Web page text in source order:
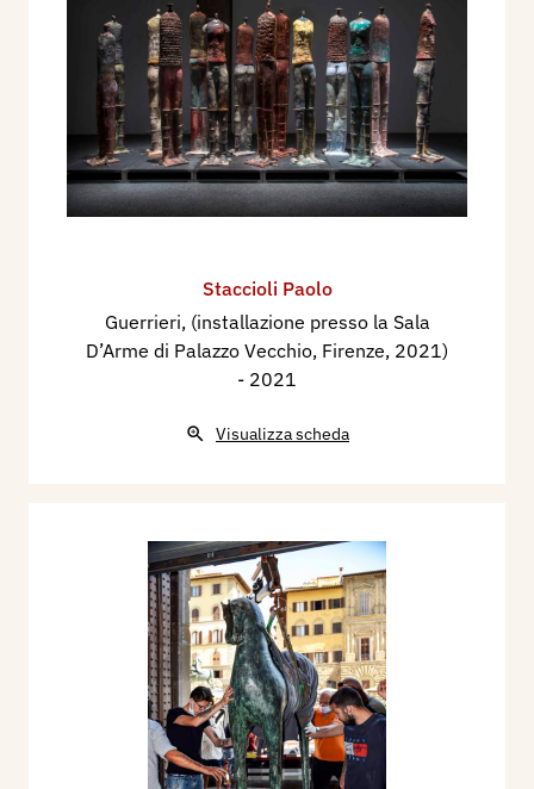
Staccioli Paolo
Guerrieri, (installazione presso la Sala
D’Arme di Palazzo Vecchio, Firenze, 2021)
- 2021
Visualizza scheda